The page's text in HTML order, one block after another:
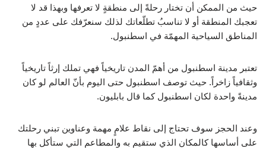
حيث من الممكن أن تختار رحلةً إلى منطقةٍ لا تعرفها وبهذا قد لا
تعجبك المنطقة أو لا تناسبُ تطلّعاتك لذلك سنعرّفك على عددٍ من
المناطق السياحية المهمّة في اسطنبول.
تعتبر مدينة اسطنبول من أهمّ المدن تاريخياً فهي تملك إرثاً تاريخياً
وثقافياً زاخراً. حيث توصف اسطنبول حتى اليوم بأنّ العالم لو كان
مدينةً واحدة لكان اسطنبول كما قال بابليون.
وعند الحجز سوف تحتاج إلى نقاط علامٍ مهمة وعناوين تبني رحلتك
على أساسها كالمكان الذي ستقيم به والمطاعم التي ستأكل بها